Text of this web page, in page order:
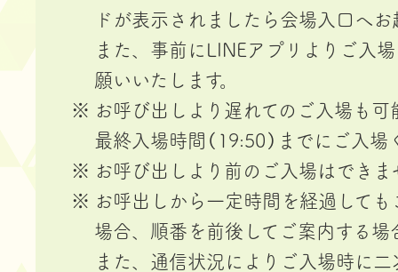
ドが表示されましたら会場入口へ
また、事前にLINEアプリよりご入
願いいたします。
お呼び出しより遅れてのご入場も可
最終入場時間（19:50）までにご入場
お呼び出しより前のご入場はできま
お呼出しから一定時間を経過して
場合、順番を前後してご案内する場
また、通信状況によりご入場時に